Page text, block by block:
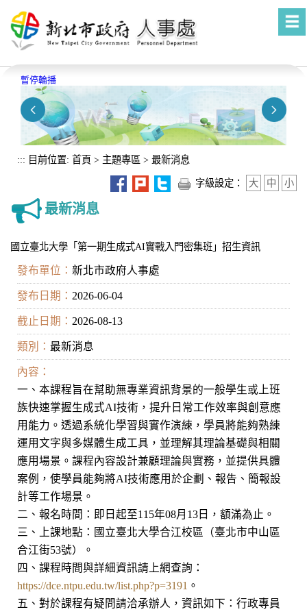
暫停輪播
::: 目前位置: 首頁 > 主題專區 > 最新消息
字級設定： 大 中 小
最新消息
國立臺北大學「第一期生成式AI實戰入門密集班」招生資訊
發布單位： 新北市政府人事處
發布日期： 2026-06-04
截止日期： 2026-08-13
類別： 最新消息
內容：
一、本課程旨在幫助無專業資訊背景的一般學生或上班
族快速掌握生成式AI技術，提升日常工作效率與創意應
用能力。透過系統化學習與實作演練，學員將能夠熟練
運用文字與多媒體生成工具，並理解其理論基礎與相關
應用場景。課程內容設計兼顧理論與實務，並提供具體
案例，使學員能夠將AI技術應用於企劃、報告、簡報設
計等工作場景。
二、報名時間：即日起至115年08月13日，額滿為止。
三、上課地點：國立臺北大學合江校區（臺北市中山區
合江街53號）。
四、課程時間與詳細資訊請上網查詢：
https://dce.ntpu.edu.tw/list.php?p=3191 。
五、對於課程有疑問請洽承辦人，資訊如下：行政專員